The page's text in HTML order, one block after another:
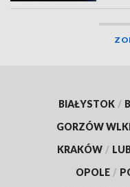
BIAŁYSTOK /
GORZÓW
KRAKÓW /
OPOLE /